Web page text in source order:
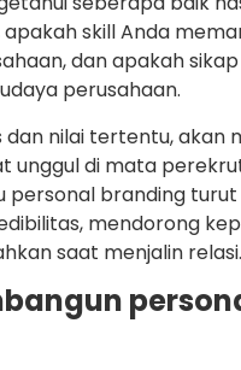
skill Anda
dan apakah
perusahaan.
dan nilai tertentu, akan
unggul di mata
personal branding turut
mendorong
saat menjalin relasi.